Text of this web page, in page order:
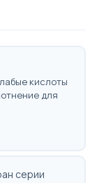
кислоты
для
серии